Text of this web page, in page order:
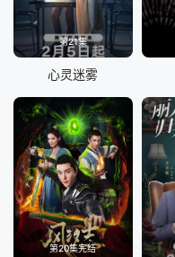
第21集
心灵迷雾
第20集完结